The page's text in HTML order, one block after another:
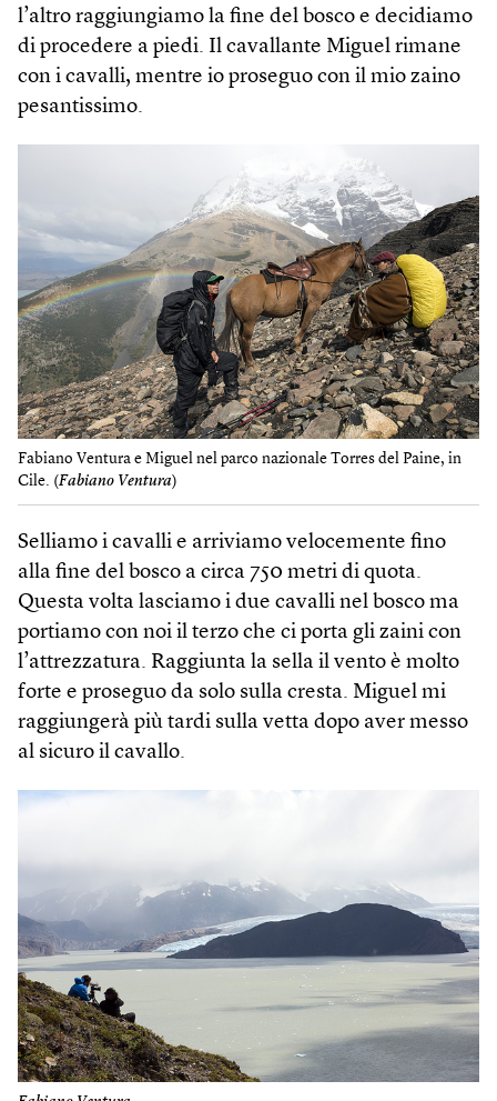
l’altro raggiungiamo la fine del bosco e decidiamo
di procedere a piedi. Il cavallante Miguel rimane
con i cavalli, mentre io proseguo con il mio zaino
pesantissimo.
Fabiano Ventura e Miguel nel parco nazionale Torres del Paine, in
Cile. (Fabiano Ventura)
Selliamo i cavalli e arriviamo velocemente fino
alla fine del bosco a circa 750 metri di quota.
Questa volta lasciamo i due cavalli nel bosco ma
portiamo con noi il terzo che ci porta gli zaini con
l’attrezzatura. Raggiunta la sella il vento è molto
forte e proseguo da solo sulla cresta. Miguel mi
raggiungerà più tardi sulla vetta dopo aver messo
al sicuro il cavallo.